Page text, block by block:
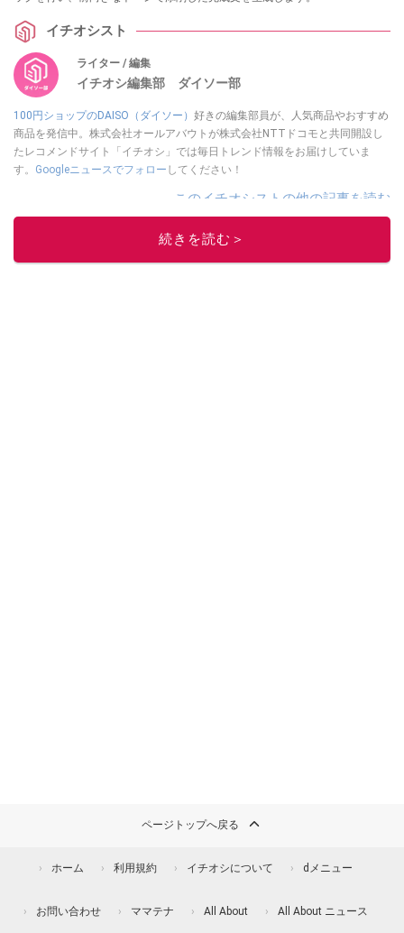
イチオシスト
ライター / 編集
イチオシ編集部 ダイソー部
100円ショップのDAISO（ダイソー） 好きの編集部員が、人気商品やおすすめ
商品を発信中。株式会社オールアバウトが株式会社NTTドコモと共同開設し
たレコメンドサイト「イチオシ」では毎日トレンド情報をお届けしていま
す。 Googleニュースでフォロー してください！
このイチオシストの他の記事を読む
続きを読む＞
ページトップへ戻る
ホーム 利用規約 イチオシについて dメニュー
お問い合わせ ママテナ All About All About ニュース